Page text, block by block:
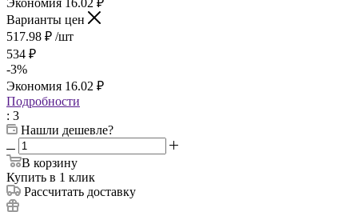
Варианты цен
517.98 ₽ /шт
534 ₽
-3%
Экономия 16.02 ₽
Подробности
: 3
Нашли дешевле?
В корзину
Купить в 1 клик
Рассчитать доставку